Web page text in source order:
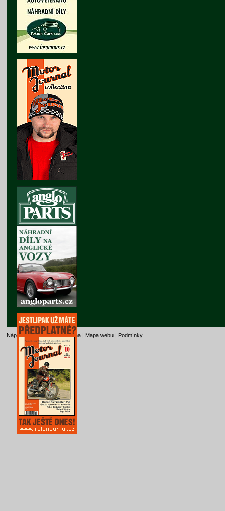
Nápověda|Kontakt| Reklama | Mapa webu | Podmínky